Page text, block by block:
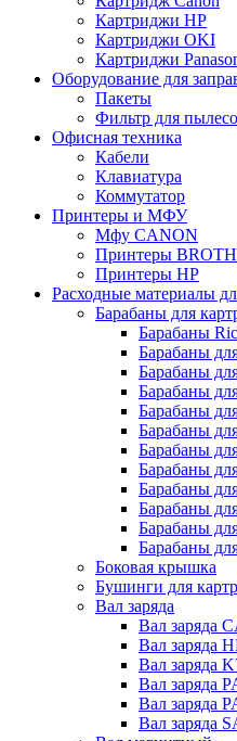
Картриджи HP
Картриджи OKI
Картриджи
Оборудование для
Пакеты
Фильтр для
Офисная техника
Кабели
Клавиатура
Коммутатор
Принтеры и МФУ
Мфу CANON
Принтеры
Принтеры HP
Расходные материалы
Барабаны для
Барабаны
Барабаны
Барабаны
Барабаны
Барабаны
Барабаны
Барабаны
Барабаны
Барабаны
Барабаны
Барабаны
Барабаны
Боковая крышка
Бушинги для
Вал заряда
Вал заряда
Вал заряда
Вал заряда
Вал заряда
Вал заряда
Вал заряда